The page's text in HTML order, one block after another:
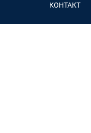
КОНТАКТ